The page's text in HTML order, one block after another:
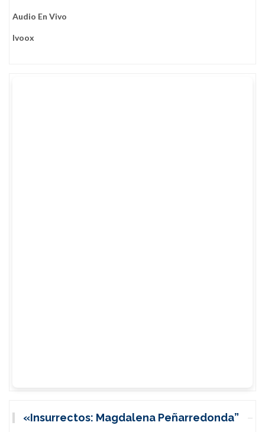
Audio En Vivo
Ivoox
«Insurrectos: Magdalena Peñarredonda”